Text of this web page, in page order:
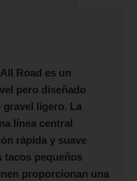
Road es un
pero diseñado
gravel ligero. La
línea central
rápida y suave
tacos pequeños
proporcionan una